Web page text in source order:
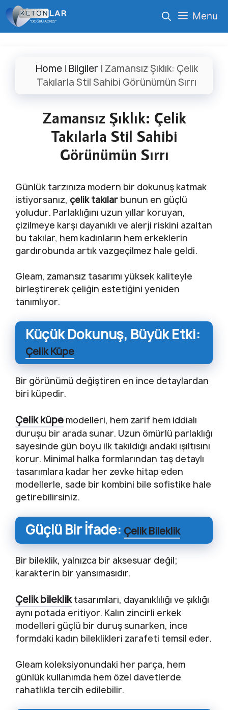
İçeriğe
atla
Menu
Home| Bilgiler | Zamansız Şıklık: Çelik
Takılarla Stil Sahibi Görünümün Sırrı
Zamansız Şıklık: Çelik
Takılarla Stil Sahibi
Görünümün Sırrı
Günlük tarzınıza modern bir dokunuş katmak
istiyorsanız, çelik takılar bunun en güçlü
yoludur. Parlaklığını uzun yıllar koruyan,
çizilmeye karşı dayanıklı ve alerji riskini azaltan
bu takılar, hem kadınların hem erkeklerin
gardırobunda artık vazgeçilmez hale geldi.
Gleam, zamansız tasarımı yüksek kaliteyle
birleştirerek çeliğin estetiğini yeniden
tanımlıyor.
Küçük Dokunuş, Büyük Etki:
Çelik Küpe
Bir görünümü değiştiren en ince detaylardan
biri küpedir.
Çelik küpe modelleri, hem zarif hem iddialı
duruşu bir arada sunar. Uzun ömürlü parlaklığı
sayesinde gün boyu ilk takıldığı andaki ışıltısını
korur. Minimal halka formlarından taş detaylı
tasarımlara kadar her zevke hitap eden
modellerle, sade bir kombini bile sofistike hale
getirebilirsiniz.
Güçlü Bir İfade: Çelik Bileklik
Bir bileklik, yalnızca bir aksesuar değil;
karakterin bir yansımasıdır.
Çelik bilekliktasarımları, dayanıklılığı ve şıklığı
aynı potada eritiyor. Kalın zincirli erkek
modelleri güçlü bir duruş sunarken, ince
formdaki kadın bileklikleri zarafeti temsil eder.
Gleam koleksiyonundaki her parça, hem
günlük kullanımda hem özel davetlerde
rahatlıkla tercih edilebilir.